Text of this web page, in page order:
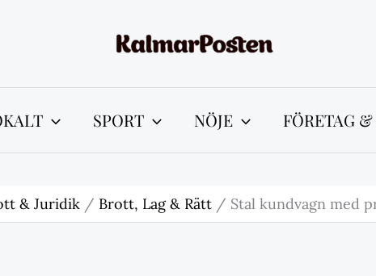
SPORT NÖJE FÖRETAG
& Juridik Brott, Lag & Rätt Stal kundvagn med